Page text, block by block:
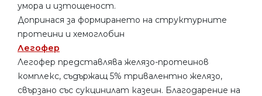
умора и изтощеност.
Допринася за формирането на структурните
протеини и хемоглобин
Легофер
Легофер представлява желязо-протеинов
комплекс, съдържащ 5% тривалентно желязо,
свързано със сукцинилат казеин. Благодарение на